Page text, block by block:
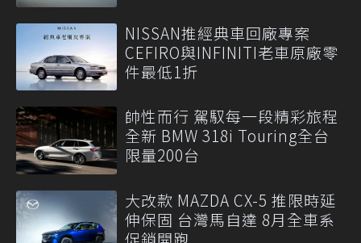
NISSAN推經典車回廠專案
CEFIRO與INFINITI老車原廠零
件最低1折
帥性而行 駕馭每一段精彩旅程
全新 BMW 318i Touring全台
限量200台
大改款 MAZDA CX-5 推限時延
伸保固 台灣馬自達 8月全車系
促銷開跑